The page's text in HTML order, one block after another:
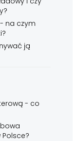
na czym
ją
- co